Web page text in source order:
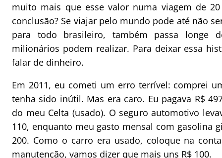
muito mais que esse valor numa viagem de
conclusão? Se viajar pelo mundo pode até não
para todo brasileiro, também passa longe
milionários podem realizar. Para deixar essa
falar de dinheiro.
Em 2011, eu cometi um erro terrível: comprei
tenha sido inútil. Mas era caro. Eu pagava R$
do meu Celta (usado). O seguro automotivo
110, enquanto meu gasto mensal com gasolina
200. Como o carro era usado, coloque na
manutenção, vamos dizer que mais uns R$ 100.